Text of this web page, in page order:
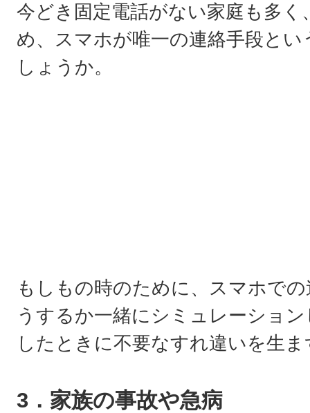
今どき固定電話がない家庭も多く
め、スマホが唯一の連絡手段と
しょうか。
もしもの時のために、スマホで
うするか一緒にシミュレーショ
したときに不要なすれ違いを生
3．家族の事故や急病